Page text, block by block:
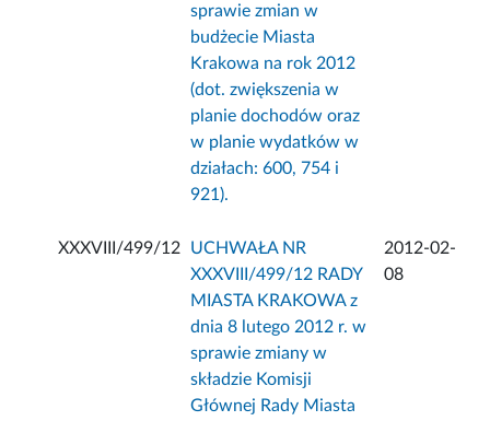
sprawie zmian w
budżecie Miasta
Krakowa na rok 2012
(dot. zwiększenia w
planie dochodów oraz
w planie wydatków w
działach: 600, 754 i
921).
XXXVIII/499/12
UCHWAŁA NR
XXXVIII/499/12 RADY
MIASTA KRAKOWA z
dnia 8 lutego 2012 r. w
sprawie zmiany w
składzie Komisji
Głównej Rady Miasta
2012-02-
08